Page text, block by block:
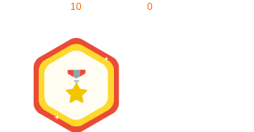
10 0